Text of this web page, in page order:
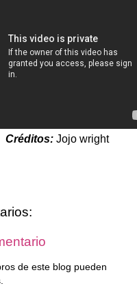
Créditos: Jojo wright
de este blog pueden